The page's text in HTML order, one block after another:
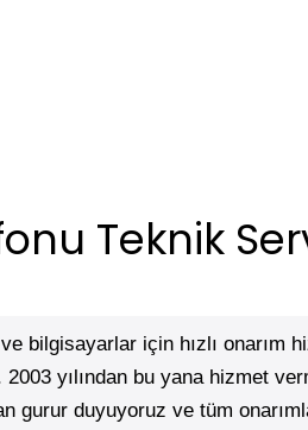
Teknik
bilgisayarlar için hızlı
yılından bu yana hizmet
gurur duyuyoruz ve tüm